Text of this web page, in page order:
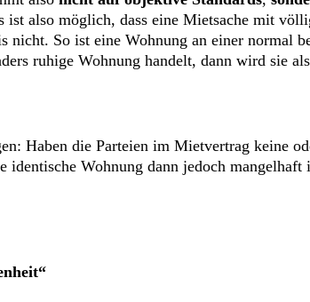
also möglich, dass eine Mietsache mit
So ist eine Wohnung an einer normal
ruhige Wohnung handelt, dann wird sie
Haben die Parteien im Mietvertrag keine
identische Wohnung dann jedoch